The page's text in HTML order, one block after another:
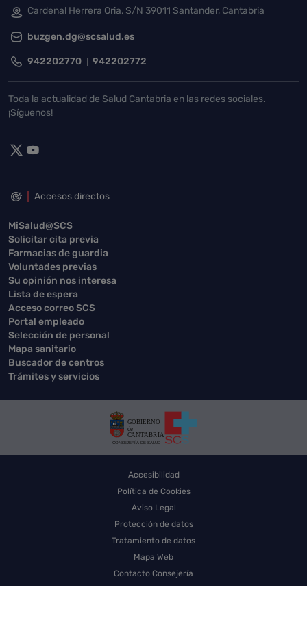
Cardenal Herrera Oria, S/N 39011 Santander, Cantabria
buzgen.dg@scsalud.es
942202770 942202772
Toda la actualidad de Salud Cantabria en las redes sociales.
¡Síguenos!
Accesos directos
MiSalud@SCS
Solicitar cita previa
Farmacias de guardia
Voluntades previas
Su opinión nos interesa
Lista de espera
Acceso correo SCS
Portal empleado
Selección de personal
Mapa sanitario
Buscador de centros
Trámites y servicios
Accesibilidad
Política de Cookies
Aviso Legal
Protección de datos
Tratamiento de datos
Mapa Web
Contacto Consejería